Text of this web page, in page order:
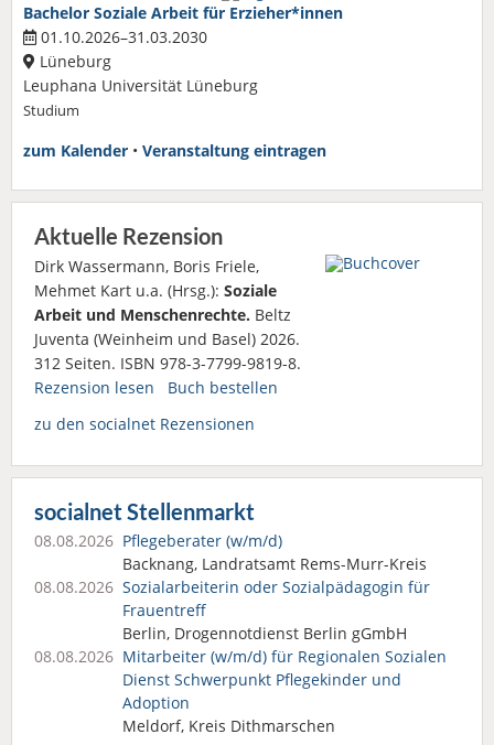
Bachelor Soziale Arbeit für Erzieher*innen
01.10.2026–31.03.2030
Lüneburg
Leuphana Universität Lüneburg
Studium
zum Kalender • Veranstaltung eintragen
Aktuelle Rezension
Dirk Wassermann, Boris Friele,
Mehmet Kart u.a. (Hrsg.): Soziale
Arbeit und Menschenrechte. Beltz
Juventa (Weinheim und Basel) 2026.
312 Seiten. ISBN 978-3-7799-9819-8.
Rezension lesen
Buch bestellen
zu den socialnet Rezensionen
socialnet Stellenmarkt
08.08.2026 Pflegeberater (w/m/d)
Backnang, Landratsamt Rems-Murr-Kreis
08.08.2026 Sozialarbeiterin oder Sozialpädagogin für
Frauentreff
Berlin, Drogennotdienst Berlin gGmbH
08.08.2026 Mitarbeiter (w/m/d) für Regionalen Sozialen
Dienst Schwerpunkt Pflegekinder und
Adoption
Meldorf, Kreis Dithmarschen